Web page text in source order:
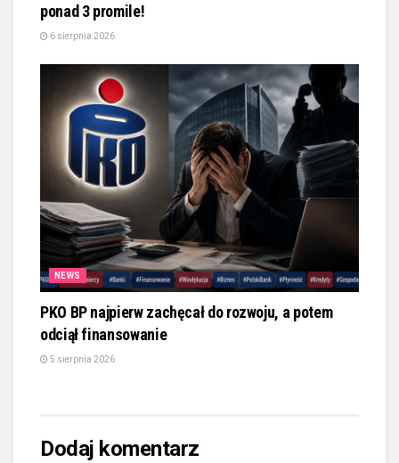
ponad 3 promile!
6 sierpnia 2026
NEWS
PKO BP najpierw zachęcał do rozwoju, a potem
odciął finansowanie
5 sierpnia 2026
Dodaj komentarz